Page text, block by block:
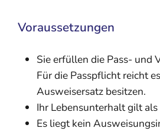
Voraussetzungen
Sie erfüllen die Pass- und
Für die Passpflicht reicht
Ausweisersatz besitzen.
Ihr Lebensunterhalt gilt als
Es liegt kein